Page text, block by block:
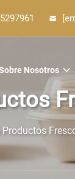
Nosotros